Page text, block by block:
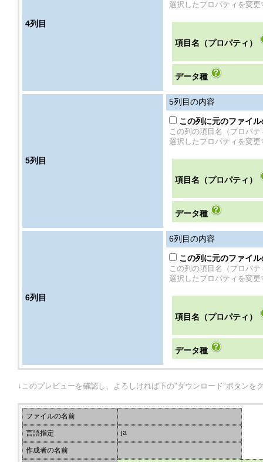
4列目
選択したプロパティを変
項目名（プロパティ）
データ種
5列目
5列目の内容
この列に元のファイ
この列の項目名（プロパ
選択したプロパティを変
項目名（プロパティ）
データ種
6列目
6列目の内容
この列に元のファイ
この列の項目名（プロパ
選択したプロパティを変
項目名（プロパティ）
データ種
↓このプレビューを確認し、よろしければ下の"ダウンロード"ボタンを
ファイルの名前
言語指定 ja
作成者の名前